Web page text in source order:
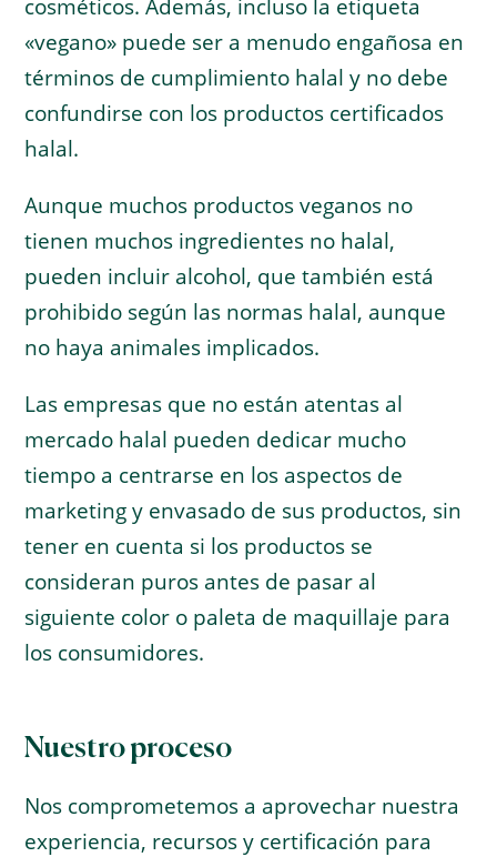
cosméticos. Además, incluso la etiqueta
«vegano» puede ser a menudo engañosa en
términos de cumplimiento halal y no debe
confundirse con los productos certificados
halal.
Aunque muchos productos veganos no
tienen muchos ingredientes no halal,
pueden incluir alcohol, que también está
prohibido según las normas halal, aunque
no haya animales implicados.
Las empresas que no están atentas al
mercado halal pueden dedicar mucho
tiempo a centrarse en los aspectos de
marketing y envasado de sus productos, sin
tener en cuenta si los productos se
consideran puros antes de pasar al
siguiente color o paleta de maquillaje para
los consumidores.
Nuestro proceso
Nos comprometemos a aprovechar nuestra
experiencia, recursos y certificación para